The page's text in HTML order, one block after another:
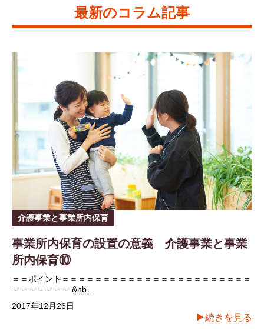
最新のコラム記事
介護事業と事業所内保育
事業所内保育の設置の意義 介護事業と事業
所内保育⑩
＝＝ポイント＝＝＝＝＝＝＝＝＝＝＝＝＝＝＝＝＝＝＝＝＝＝＝
＝＝＝＝＝＝＝ &nb…
2017年12月26日
▶続きを見る